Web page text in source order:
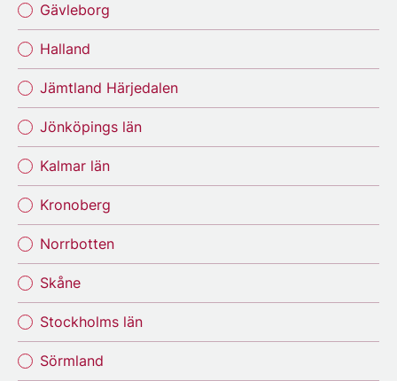
Gävleborg
Halland
Jämtland Härjedalen
Jönköpings län
Kalmar län
Kronoberg
Norrbotten
Skåne
Stockholms län
Sörmland